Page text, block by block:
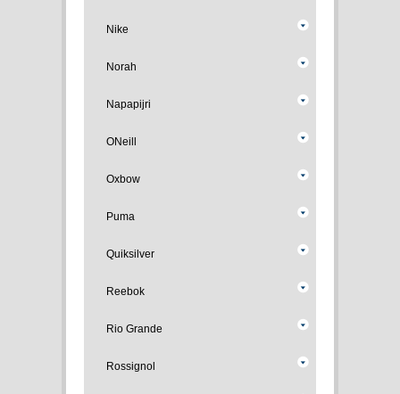
Nike
Norah
Napapijri
ONeill
Oxbow
Puma
Quiksilver
Reebok
Rio Grande
Rossignol